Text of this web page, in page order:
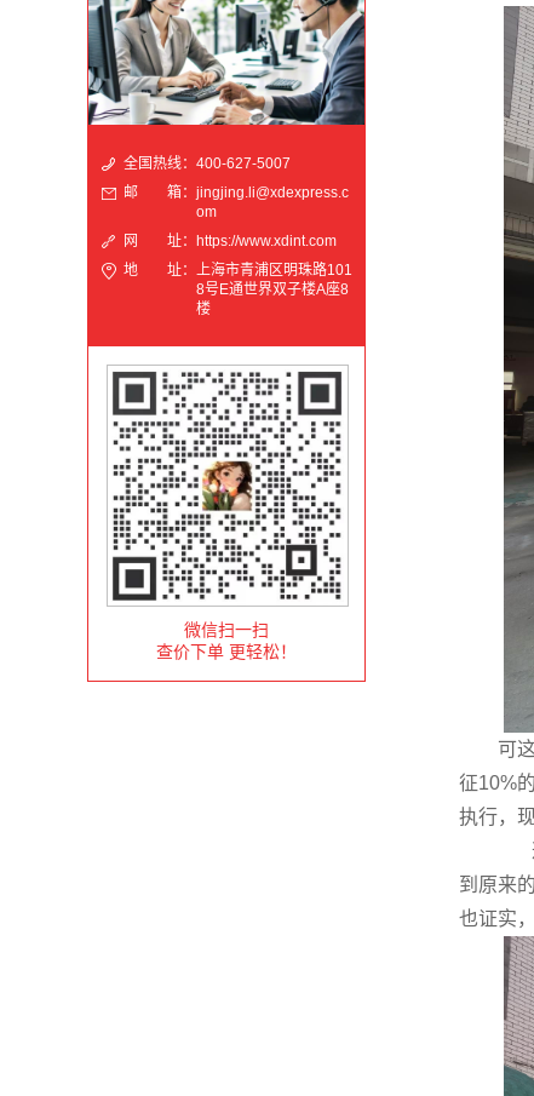
全国热线： 400-627-5007
邮 箱： jingjing.li@xdexpress.c
om
网 址： https://www.xdint.com
地 址： 上海市青浦区明珠路101
8号E通世界双子楼A座8
楼
微信扫一扫
查价下单 更轻松！
可这边
征10%
执行，
这
到原来
也证实